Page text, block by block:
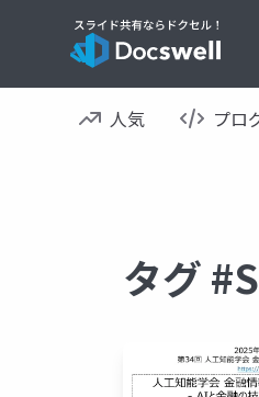
人気 プロ
タグ